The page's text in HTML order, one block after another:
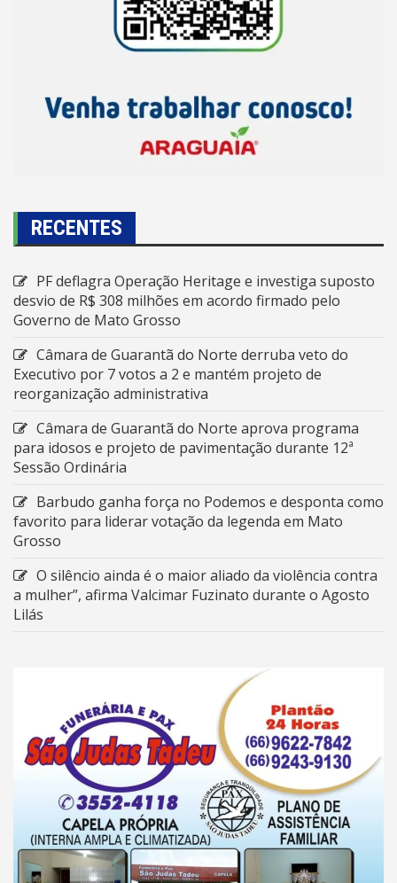
RECENTES
PF deflagra Operação Heritage e investiga suposto
desvio de R$ 308 milhões em acordo firmado pelo
Governo de Mato Grosso
Câmara de Guarantã do Norte derruba veto do
Executivo por 7 votos a 2 e mantém projeto de
reorganização administrativa
Câmara de Guarantã do Norte aprova programa
para idosos e projeto de pavimentação durante 12ª
Sessão Ordinária
Barbudo ganha força no Podemos e desponta como
favorito para liderar votação da legenda em Mato
Grosso
O silêncio ainda é o maior aliado da violência contra
a mulher”, afirma Valcimar Fuzinato durante o Agosto
Lilás